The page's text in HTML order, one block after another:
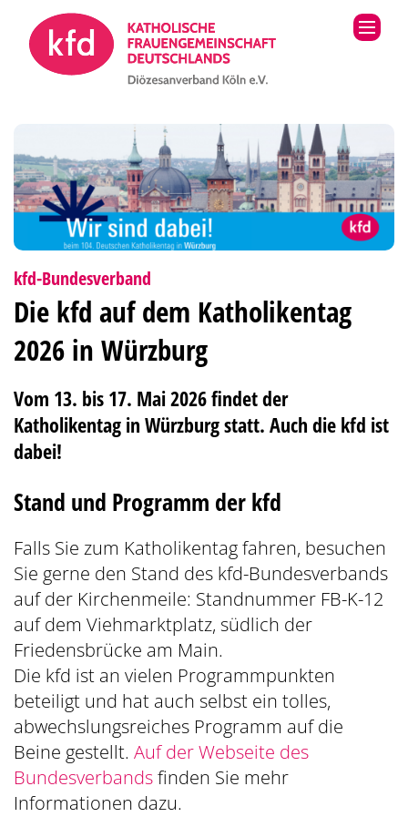
Zum Inhalt springen
kfd-Bundesverband
Die kfd auf dem Katholikentag
2026 in Würzburg
Vom 13. bis 17. Mai 2026 findet der
Katholikentag in Würzburg statt. Auch die kfd ist
dabei!
Stand und Programm der kfd
Falls Sie zum Katholikentag fahren, besuchen
Sie gerne den Stand des kfd-Bundesverbands
auf der Kirchenmeile: Standnummer FB-K-12
auf dem Viehmarktplatz, südlich der
Friedensbrücke am Main.
Die kfd ist an vielen Programmpunkten
beteiligt und hat auch selbst ein tolles,
abwechslungsreiches Programm auf die
Beine gestellt. Auf der Webseite des
Bundesverbandsfinden Sie mehr
Informationen dazu.